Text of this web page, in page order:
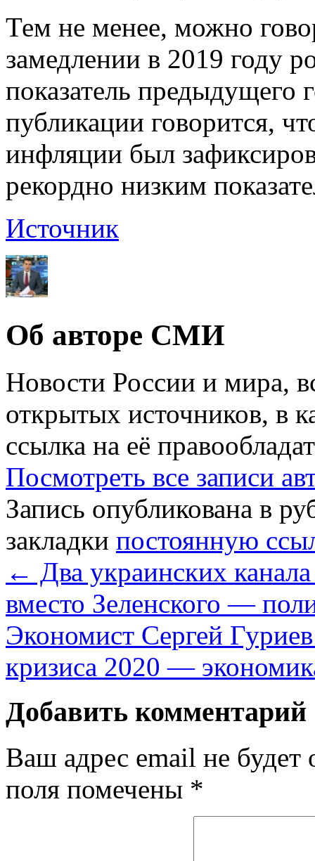
Тем не менее, можно
замедлении в 2019 году
показатель предыдущего
публикации говорится,
инфляции был
рекордно низким
Источник
Об авторе СМИ
Новости России и мира,
открытых источников, в
ссылка на её
Посмотреть все записи
Запись опубликована в
закладки постоянную
← Два украинских
вместо Зеленского —
Экономист Сергей
кризиса 2020 —
Добавить комментарий
Ваш адрес email не будет
поля помечены *